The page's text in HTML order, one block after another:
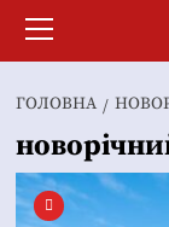
меню
ГОЛОВНА